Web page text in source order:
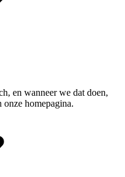
en wanneer we dat doen,
homepagina.